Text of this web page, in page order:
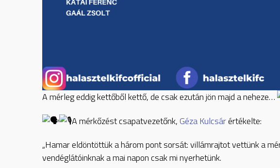
A mérleg eddig kettőből kettő, de csak ezután jön majd a neheze…
A mérkőzést csapatvezetőnk,Géza Kulcsárértékelte:
„Hamar eldöntöttük a három pont sorsát: villámrajtot vettünk a
vendéglátóinknak a mai napon csak mi nyerhetünk.